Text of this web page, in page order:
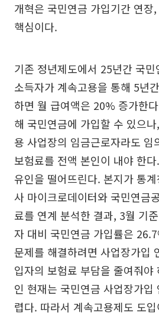
개혁은 국민연금 가입기간 연장
핵심이다.
기존 정년제도에서 25년간 국
소득자가 계속고용을 통해 5년
하면 월 급여액은 20% 증가한
해 국민연금에 가입할 수 있으
용 사업장의 임금근로자라도 임
보험료를 전액 본인이 내야 한
유인을 떨어뜨린다. 본지가 통
사 마이크로데이터와 국민연금
료를 연계 분석한 결과, 3월 기
자 대비 국민연금 가입률은
문제를 해결하려면 사업장가입
입자의 보험료 부담을 줄여줘야
인 현재는 국민연금 사업장가입
렵다. 따라서 계속고용제도 도